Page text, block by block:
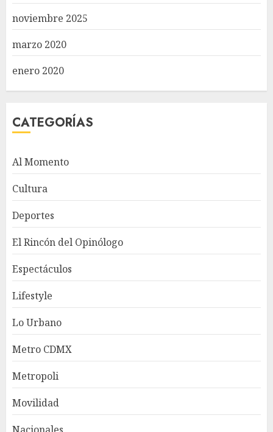
noviembre 2025
marzo 2020
enero 2020
CATEGORÍAS
Al Momento
Cultura
Deportes
El Rincón del Opinólogo
Espectáculos
Lifestyle
Lo Urbano
Metro CDMX
Metropoli
Movilidad